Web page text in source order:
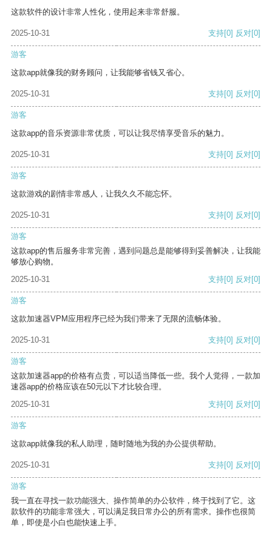
这款软件的设计非常人性化，使用起来非常舒服。
2025-10-31 支持[0] 反对[0]
游客
这款app就像我的财务顾问，让我能够省钱又省心。
2025-10-31 支持[0] 反对[0]
游客
这款app的音乐资源非常优质，可以让我尽情享受音乐的魅力。
2025-10-31 支持[0] 反对[0]
游客
这款游戏的剧情非常感人，让我久久不能忘怀。
2025-10-31 支持[0] 反对[0]
游客
这款app的售后服务非常完善，遇到问题总是能够得到妥善解决，让我能
够放心购物。
2025-10-31
支持[0] 反对[0]
游客
这款加速器VPM应用程序已经为我们带来了无限的流畅体验。
2025-10-31 支持[0] 反对[0]
游客
这款加速器app的价格有点贵，可以适当降低一些。我个人觉得，一款加
速器app的价格应该在50元以下才比较合理。
2025-10-31
支持[0] 反对[0]
游客
这款app就像我的私人助理，随时随地为我的办公提供帮助。
2025-10-31 支持[0] 反对[0]
游客
我一直在寻找一款功能强大、操作简单的办公软件，终于找到了它。这
款软件的功能非常强大，可以满足我日常办公的所有需求。操作也很简
单，即使是小白也能快速上手。